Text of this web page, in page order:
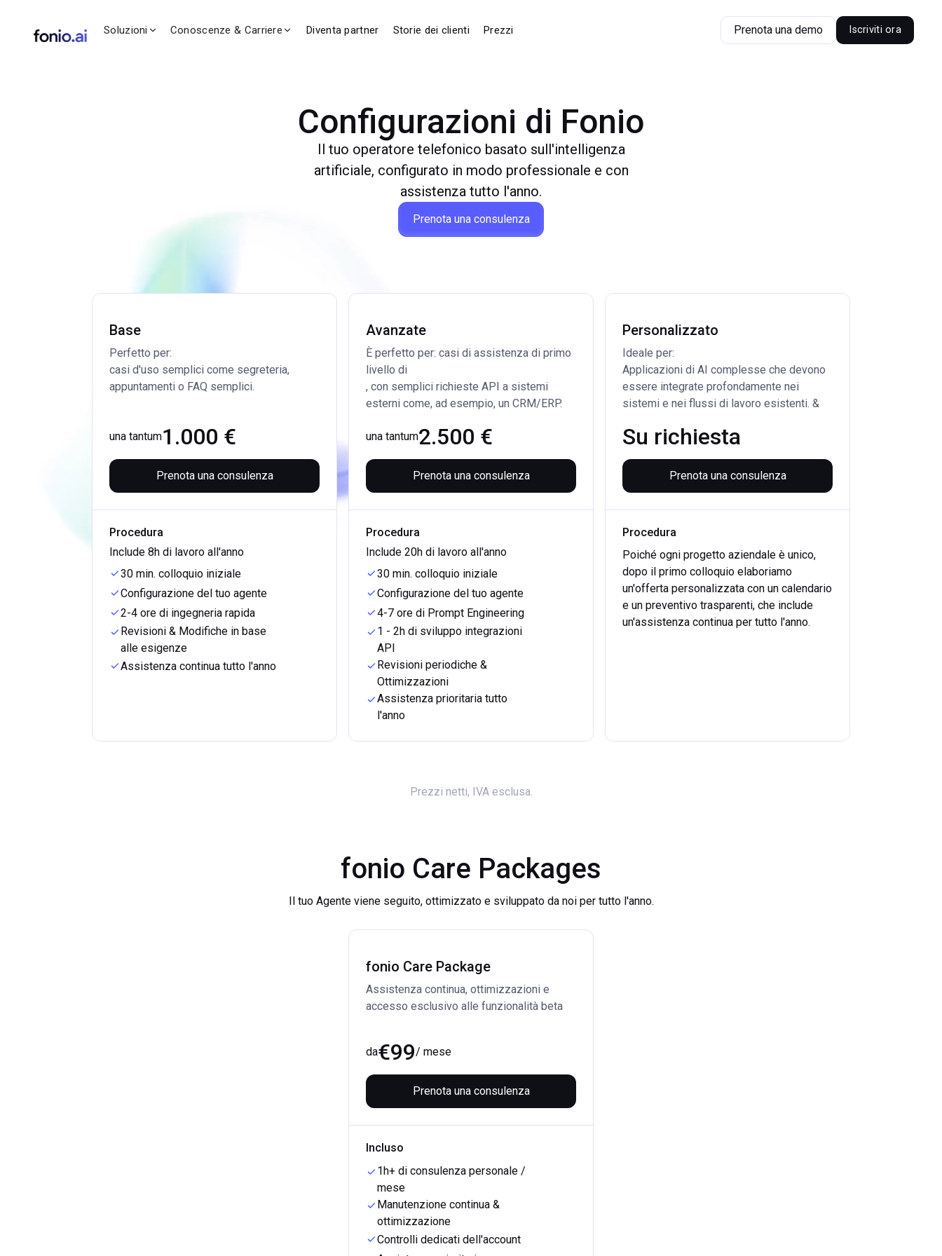
Soluzioni Conoscenze & Carriere Diventa partner Storie dei clienti Prezzi Prenota una demo Iscriviti ora
Configurazioni di Fonio
Il tuo operatore telefonico basato sull'intelligenza
artificiale, configurato in modo professionale e con
assistenza tutto l'anno.
Prenota una consulenza
Base
Perfetto per:
casi d'uso semplici come segreteria,
appuntamenti o FAQ semplici.
una tantum1.000 €
Prenota una consulenza
Procedura
Include 8h di lavoro all'anno
30 min. colloquio iniziale
Configurazione del tuo agente
2-4 ore di ingegneria rapida
Revisioni & Modifiche in base
alle esigenze
Assistenza continua tutto l'anno
Avanzate
È perfetto per: casi di assistenza di primo
livello di
, con semplici richieste API a sistemi
esterni come, ad esempio, un CRM/ERP.
una tantum2.500 €
Prenota una consulenza
Procedura
Include 20h di lavoro all'anno
30 min. colloquio iniziale
Configurazione del tuo agente
4-7 ore di Prompt Engineering
1 - 2h di sviluppo integrazioni
API
Revisioni periodiche &
Ottimizzazioni
Assistenza prioritaria tutto
l'anno
Personalizzato
Ideale per:
Applicazioni di AI complesse che devono
essere integrate profondamente nei
sistemi e nei flussi di lavoro esistenti. &
Su richiesta
Prenota una consulenza
Procedura
Poiché ogni progetto aziendale è unico,
dopo il primo colloquio elaboriamo
un'offerta personalizzata con un calendario
e un preventivo trasparenti, che include
un'assistenza continua per tutto l'anno.
Prezzi netti, IVA esclusa.
fonio Care Packages
Il tuo Agente viene seguito, ottimizzato e sviluppato da noi per tutto l'anno.
fonio Care Package
Assistenza continua, ottimizzazioni e
accesso esclusivo alle funzionalità beta
da€99/ mese
Prenota una consulenza
Incluso
1h+ di consulenza personale /
mese
Manutenzione continua &
ottimizzazione
Controlli dedicati dell'account